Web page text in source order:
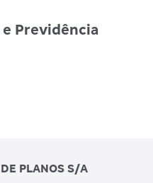
Previdência
PLANOS S/A